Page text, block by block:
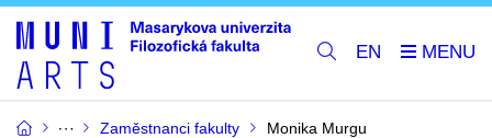
EN
Zaměstnanci fakulty Monika Murgu